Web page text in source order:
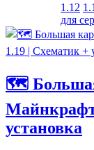
1.12
для
🗺️ Большая
Майнкрафт
установка